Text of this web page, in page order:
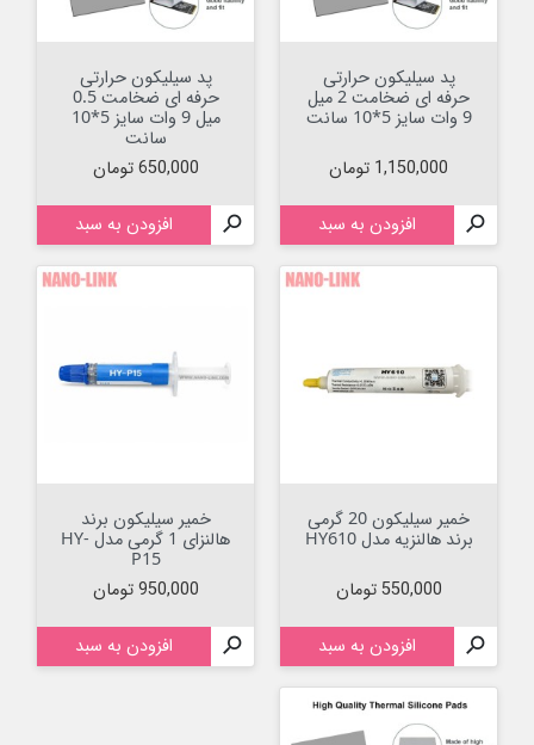
پد سیلیکون حرارتی
حرفه ای ضخامت 2 میل
9 وات سایز 5*10 سانت
قیمت
1,150,000 تومان
 افزودن به سبد
پد سیلیکون حرارتی
حرفه ای ضخامت 0.5
میل 9 وات سایز 5*10
سانت
قیمت
650,000 تومان
 افزودن به سبد
خمیر سیلیکون 20 گرمی
برند هالنزیه مدل HY610
قیمت
550,000 تومان
 افزودن به سبد
خمیر سیلیکون برند
هالنزای 1 گرمی مدل HY-
P15
قیمت
950,000 تومان
 افزودن به سبد